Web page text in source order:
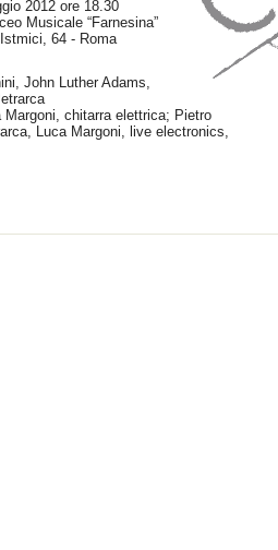
2012 ore 18.30
Musicale “Farnesina”
64 - Roma
John Luther Adams,
chitarra elettrica; Pietro
Luca Margoni, live electronics,